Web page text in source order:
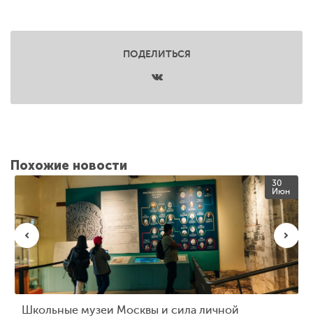
ПОДЕЛИТЬСЯ
Похожие новости
30
Июн
Школьные музеи Москвы и сила личной